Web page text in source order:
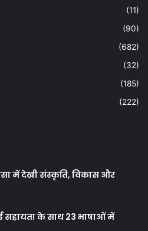
(11)
(90)
(682)
(32)
(185)
(222)
में देखी संस्कृति, विकास और
के साथ 23 भाषाओं में